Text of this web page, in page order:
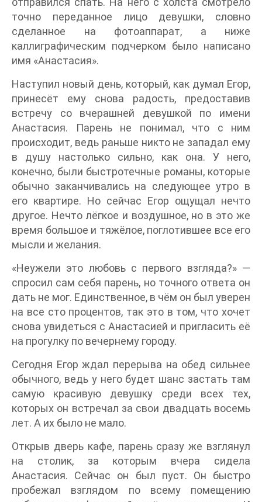
точно переданное лицо девушки, словно
сделанное на фотоаппарат, а ниже
каллиграфическим подчерком было написано
имя «Анастасия».
Наступил новый день, который, как думал Егор,
принесёт ему снова радость, предоставив
встречу со вчерашней девушкой по имени
Анастасия. Парень не понимал, что с ним
происходит, ведь раньше никто не западал ему
в душу настолько сильно, как она. У него,
конечно, были быстротечные романы, которые
обычно заканчивались на следующее утро в
его квартире. Но сейчас Егор ощущал нечто
другое. Нечто лёгкое и воздушное, но в это же
время большое и тяжёлое, поглотившее все его
мысли и желания.
«Неужели это любовь с первого взгляда?» —
спросил сам себя парень, но точного ответа он
дать не мог. Единственное, в чём он был уверен
на все сто процентов, так это в том, что хочет
снова увидеться с Анастасией и пригласить её
на прогулку по вечернему городу.
Сегодня Егор ждал перерыва на обед сильнее
обычного, ведь у него будет шанс застать там
самую красивую девушку среди всех тех,
которых он встречал за свои двадцать восемь
лет. А их было не мало.
Открыв дверь кафе, парень сразу же взглянул
на столик, за которым вчера сидела
Анастасия. Сейчас он был пуст. Он быстро
пробежал взглядом по всему помещению